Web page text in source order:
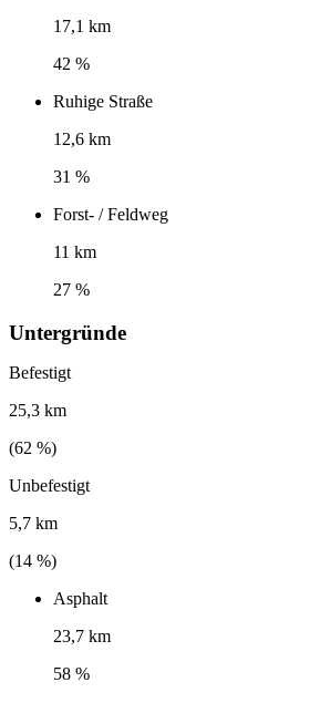
17,1 km
42 %
Ruhige Straße
12,6 km
31 %
Forst- / Feldweg
11 km
27 %
Untergründe
Befestigt
25,3 km
(62 %)
Unbefestigt
5,7 km
(14 %)
Asphalt
23,7 km
58 %